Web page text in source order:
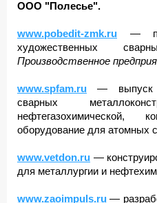
ООО "Полесье".
www.pobedit-zmk.ru —
художественных
Производственное
www.spfam.ru — выпуск
сварных
нефтегазохимической,
оборудование для атомных
www.vetdon.ru —
для металлургии и
www.zaoimpuls.ru —